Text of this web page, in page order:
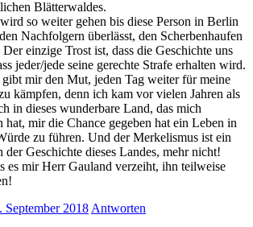
Blätterwaldes.
so weiter gehen bis diese Person in Berlin
Nachfolgern überlässt, den Scherbenhaufen
einzige Trost ist, dass die Geschichte uns
jeder/jede seine gerechte Strafe erhalten wird.
gibt mir den Mut, jeden Tag weiter für meine
kämpfen, denn ich kam vor vielen Jahren als
in dieses wunderbare Land, das mich
hat, mir die Chance gegeben hat ein Leben in
zu führen. Und der Merkelismus ist ein
der Geschichte dieses Landes, mehr nicht!
es mir Herr Gauland verzeiht, ihn teilweise
September 2018 Antworten